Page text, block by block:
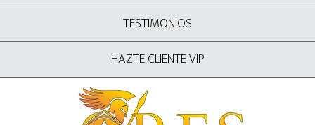
TESTIMONIOS
HAZTE CLIENTE VIP